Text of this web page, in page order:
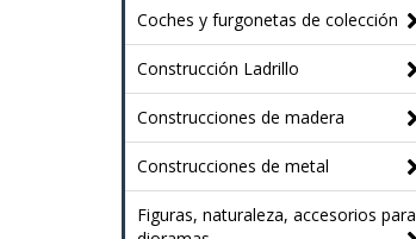
Coches y furgonetas de colección
Construcción Ladrillo
Construcciones de madera
Construcciones de metal
Figuras, naturaleza, accesorios para